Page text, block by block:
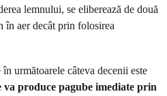
lemnului, se eliberează de două
în aer decât prin folosirea
următoarele câteva decenii este
va produce pagube imediate prin